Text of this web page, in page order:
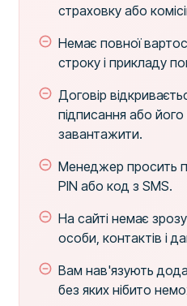
страховку або
Немає повної
строку і прикладу
Договір
підписання або
завантажити.
Менеджер просить
PIN або код з SMS.
На сайті немає
особи, контактів і
Вам нав'язують
без яких нібито